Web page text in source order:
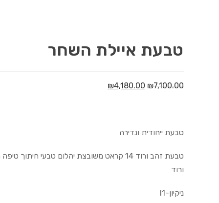
טבעת איילת השחר
₪7,100.00
₪4,180.00
טבעת ייחודית ונדירה
ורוד
ניקיון-I1